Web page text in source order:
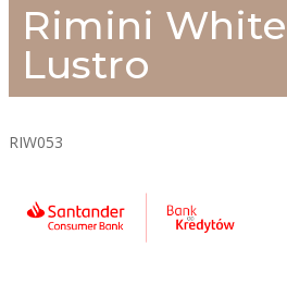
Rimini
Lustro
RIW053